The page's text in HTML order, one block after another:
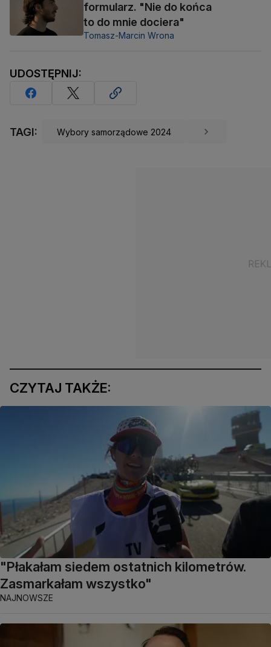
formularz. "Nie do końca
to do mnie dociera"
Tomasz-Marcin Wrona
UDOSTĘPNIJ:
TAGI: Wybory samorządowe 2024
CZYTAJ TAKŻE:
"Płakałam siedem ostatnich kilometrów.
Zasmarkałam wszystko"
NAJNOWSZE